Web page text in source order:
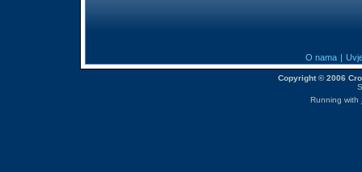
O nama |
Copyright © 2006
Running with